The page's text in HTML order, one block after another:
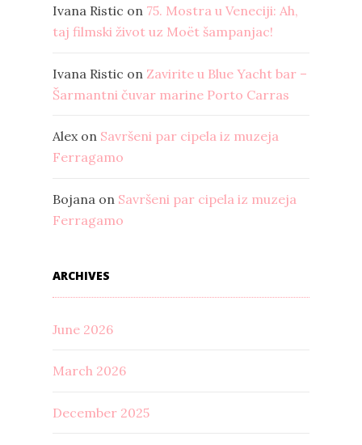
Ivana Ristic on 75. Mostra u Veneciji: Ah,
taj filmski život uz Moët šampanjac!
Ivana Ristic on Zavirite u Blue Yacht bar –
Šarmantni čuvar marine Porto Carras
Alexon Savršeni par cipela iz muzeja
Ferragamo
Bojana on Savršeni par cipela iz muzeja
Ferragamo
ARCHIVES
June 2026
March 2026
December 2025